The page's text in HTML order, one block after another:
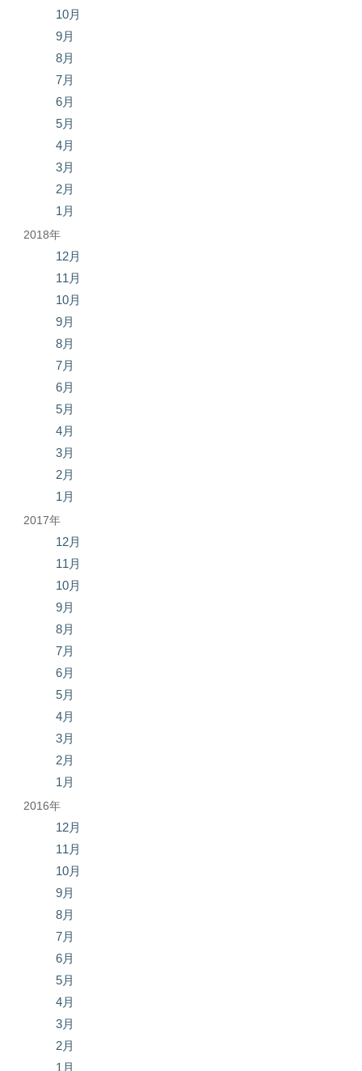
10月
9月
8月
7月
6月
5月
4月
3月
2月
1月
2018年
12月
11月
10月
9月
8月
7月
6月
5月
4月
3月
2月
1月
2017年
12月
11月
10月
9月
8月
7月
6月
5月
4月
3月
2月
1月
2016年
12月
11月
10月
9月
8月
7月
6月
5月
4月
3月
2月
1月